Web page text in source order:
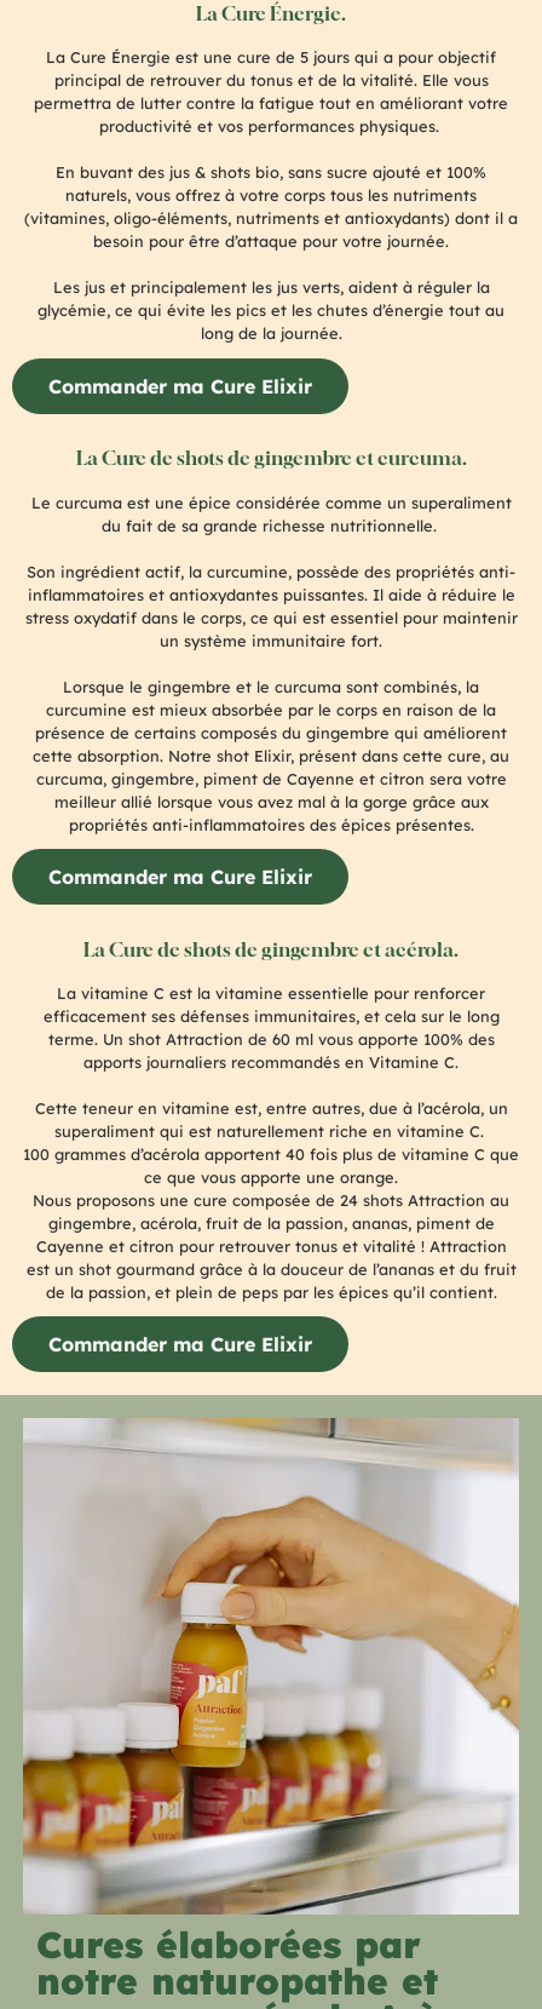
La Cure Énergie.
La Cure Énergie est une cure de 5 jours qui a pour objectif
principal de retrouver du tonus et de la vitalité. Elle vous
permettra de lutter contre la fatigue tout en améliorant votre
productivité et vos performances physiques.
En buvant des jus & shots bio, sans sucre ajouté et 100%
naturels, vous offrez à votre corps tous les nutriments
(vitamines, oligo-éléments, nutriments et antioxydants) dont il a
besoin pour être d’attaque pour votre journée.
Les jus et principalement les jus verts, aident à réguler la
glycémie, ce qui évite les pics et les chutes d’énergie tout au
long de la journée.
Commander ma Cure Elixir
La Cure de shots de gingembre et curcuma.
Le curcuma est une épice considérée comme un superaliment
du fait de sa grande richesse nutritionnelle.
Son ingrédient actif, la curcumine, possède des propriétés anti-
inflammatoires et antioxydantes puissantes. Il aide à réduire le
stress oxydatif dans le corps, ce qui est essentiel pour maintenir
un système immunitaire fort.
Lorsque le gingembre et le curcuma sont combinés, la
curcumine est mieux absorbée par le corps en raison de la
présence de certains composés du gingembre qui améliorent
cette absorption. Notre shot Elixir, présent dans cette cure, au
curcuma, gingembre, piment de Cayenne et citron sera votre
meilleur allié lorsque vous avez mal à la gorge grâce aux
propriétés anti-inflammatoires des épices présentes.
Commander ma Cure Elixir
La Cure de shots de gingembre et acérola.
La vitamine C est la vitamine essentielle pour renforcer
efficacement ses défenses immunitaires, et cela sur le long
terme. Un shot Attraction de 60 ml vous apporte 100% des
apports journaliers recommandés en Vitamine C.
Cette teneur en vitamine est, entre autres, due à l’acérola, un
superaliment qui est naturellement riche en vitamine C.
100 grammes d’acérola apportent 40 fois plus de vitamine C que
ce que vous apporte une orange.
Nous proposons une cure composée de 24 shots Attraction au
gingembre, acérola, fruit de la passion, ananas, piment de
Cayenne et citron pour retrouver tonus et vitalité ! Attraction
est un shot gourmand grâce à la douceur de l’ananas et du fruit
de la passion, et plein de peps par les épices qu’il contient.
Commander ma Cure Elixir
Cures élaborées par
notre naturopathe et